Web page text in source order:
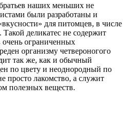
наших меньших не
были разработаны и
для питомцев, в числе
деликатес не содержит
очень ограниченных
организму четвероногого
так же, как и обычный
по цвету и неоднородный по
просто лакомство, а служит
полезных веществ.